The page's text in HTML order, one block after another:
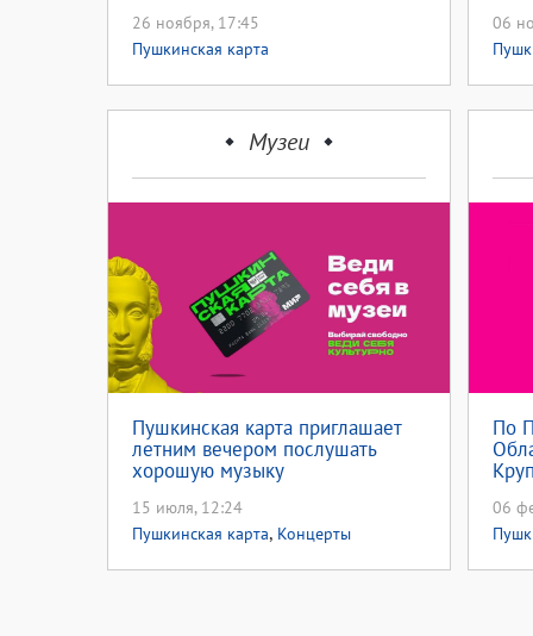
26 ноября, 17:45
Пушкинская карта
06
Музеи
Пушкинская карта приглашает
летним вечером послушать
хорошую музыку
15 июля, 12:24
Пушкинская карта, Концерты
По
06